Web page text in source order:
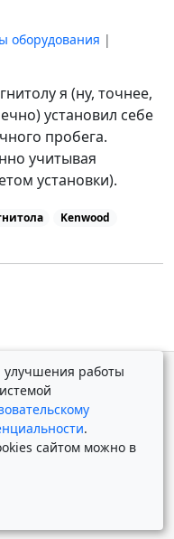
оборудования |
я (ну, точнее,
установил себе
пробега.
учитывая
установки).
Kenwood
улучшения работы
.
сайтом можно в
Старая версия